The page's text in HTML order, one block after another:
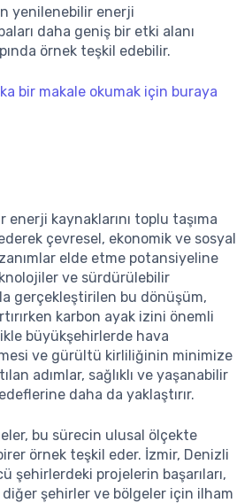
yenilenebilir enerji
daha geniş bir etki alanı
örnek teşkil edebilir.
bir makale okumak için buraya
kaynaklarını toplu taşıma
çevresel, ekonomik ve sosyal
elde etme potansiyeline
ve sürdürülebilir
gerçekleştirilen bu dönüşüm,
karbon ayak izini önemli
büyükşehirlerde hava
ve gürültü kirliliğinin minimize
adımlar, sağlıklı ve yaşanabilir
daha da yaklaştırır.
bu sürecin ulusal ölçekte
örnek teşkil eder. İzmir, Denizli
şehirlerdeki projelerin başarıları,
şehirler ve bölgeler için ilham